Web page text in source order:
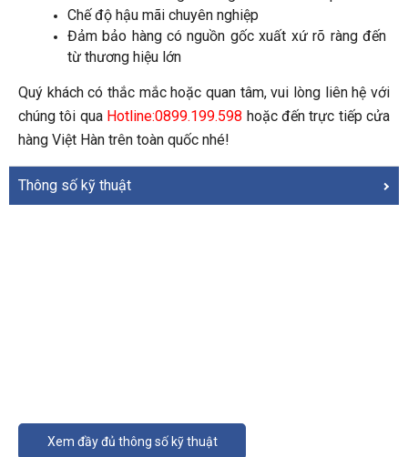
Chế độ hậu mãi chuyên nghiệp
Đảm bảo hàng có nguồn gốc xuất xứ rõ ràng đến
từ thương hiệu lớn
Quý khách có thắc mắc hoặc quan tâm, vui lòng liên hệ với
chúng tôi qua Hotline:0899.199.598 hoặc đến trực tiếp cửa
hàng Việt Hàn trên toàn quốc nhé!
Thông số kỹ thuật
Xem đầy đủ thông số kỹ thuật